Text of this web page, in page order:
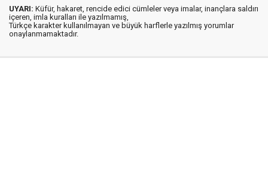
UYARI: Küfür, hakaret, rencide edici cümleler veya imalar, inançlara saldırı
içeren, imla kuralları ile yazılmamış,
Türkçe karakter kullanılmayan ve büyük harflerle yazılmış yorumlar
onaylanmamaktadır.